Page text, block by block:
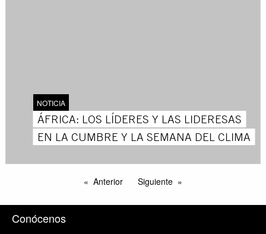
NOTICIA
ÁFRICA: LOS LÍDERES Y LAS LIDERESAS
EN LA CUMBRE Y LA SEMANA DEL CLIMA
Anterior Siguiente
Conócenos